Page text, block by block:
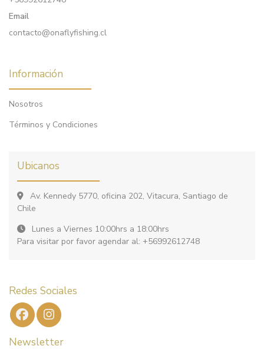
Email
contacto@onaflyfishing.cl
Información
Nosotros
Términos y Condiciones
Ubicanos
Av. Kennedy 5770, oficina 202, Vitacura, Santiago de
Chile
Lunes a Viernes 10:00hrs a 18:00hrs
Para visitar por favor agendar al: +56992612748
Redes Sociales
Newsletter